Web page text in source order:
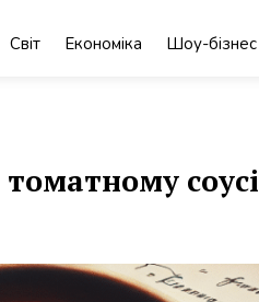
Світ Економіка Шоу-бізнес
соусі